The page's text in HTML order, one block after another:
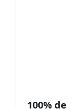
100%